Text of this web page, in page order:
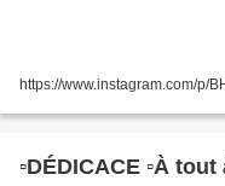
https://www.instagram.com/p/
▫DÉDICACE ▫À